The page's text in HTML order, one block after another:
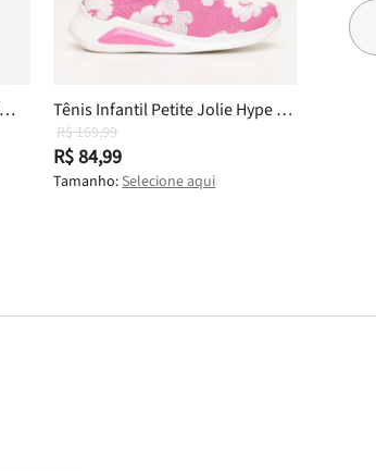
Tênis Infantil Petite Jolie Hype In
Chiclete/Branco PJ7749IN 29
R$ 169,99
R$ 84,99
Tamanho: Selecione aqui